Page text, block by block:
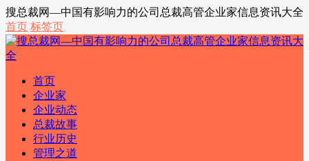
搜总裁网—中国有影响力的公司总裁高管企业家信息资讯大全
首页 标签页
首页
企业家
企业动态
总裁故事
行业历史
管理之道